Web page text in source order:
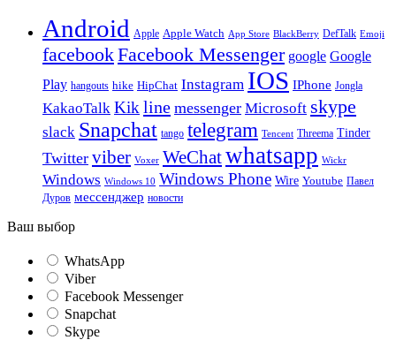
Android Apple Apple Watch App Store BlackBerry DefTalk Emoji
facebookFacebook Messenger google Google
Play hangouts hike HipChat Instagram IOS IPhone Jongla
KakaoTalk Kik line messenger Microsoft skype
slack Snapchat tango telegram Tencent Threema Tinder
Twitter viber Voxer WeChatwhatsapp Wickr
Windows Windows 10 Windows Phone Wire Youtube Павел
Дуров мессенджер новости
Ваш выбор
WhatsApp
Viber
Facebook Messenger
Snapchat
Skype